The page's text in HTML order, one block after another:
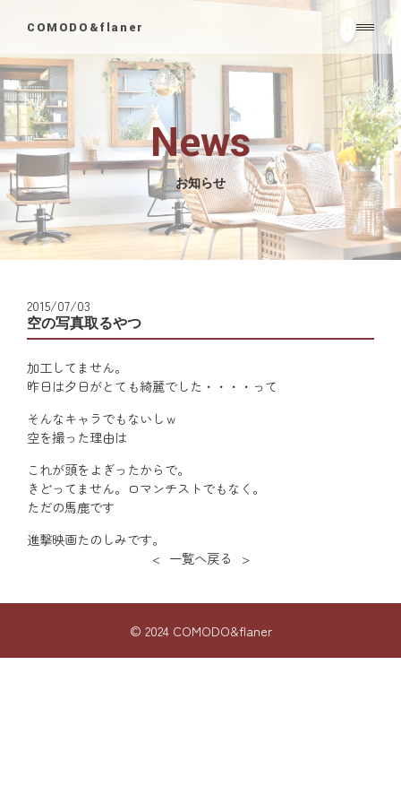
COMODO&flaner
News
お知らせ
2015/07/03
空の写真取るやつ
加工してません。
昨日は夕日がとても綺麗でした・・・・って
そんなキャラでもないしｗ
空を撮った理由は
これが頭をよぎったからで。
きどってません。ロマンチストでもなく。
ただの馬鹿です
進撃映画たのしみです。
< 一覧へ戻る >
© 2024 COMODO&flaner